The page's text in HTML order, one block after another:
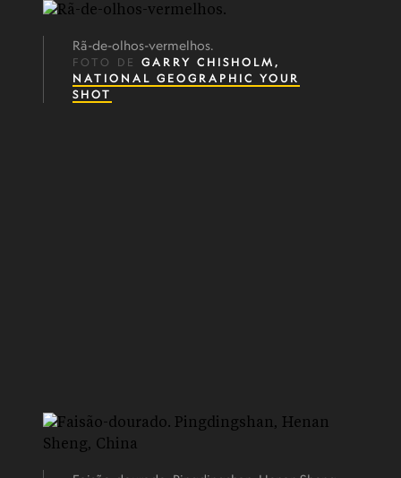
Rã-de-olhos-vermelhos.
FOTO DE GARRY CHISHOLM,
NATIONAL GEOGRAPHIC YOUR
SHOT